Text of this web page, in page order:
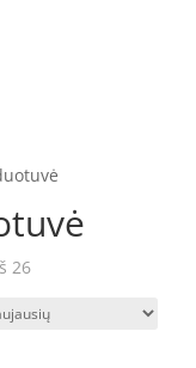
26Rūšiuojama
naujausią